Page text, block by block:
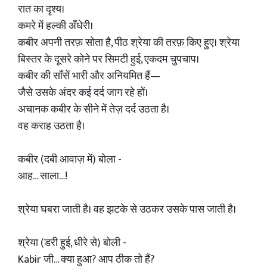
रात का दृश्य।
कमरे में हल्की अँधेरी।
कबीर अपनी तरफ़ सोता है, पीठ श्रेया की तरफ़ किए हुए। श्रेया
बिस्तर के दूसरे कोने पर सिमटी हुई, एकदम चुपचाप।
कबीर की साँसें भारी और अनियमित हैं—
जैसे उसके अंदर कई दर्द जाग रहे हों।
अचानक कबीर के सीने में तेज़ दर्द उठता है।
वह कराह उठता है।
कबीर (दबी आवाज़ में) बोला -
आह… साला…!
श्रेया घबरा जाती है। वह झटके से उठकर उसके पास जाती है।
श्रेया (डरी हुई, धीरे से) बोली -
Kabir जी… क्या हुआ? आप ठीक तो हैं?